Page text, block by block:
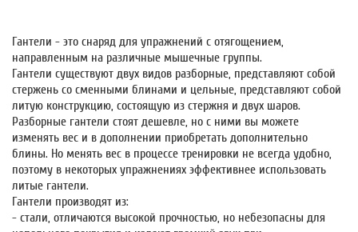
Гантели - это снаряд для упражнений с отягощением,
направленным на различные мышечные группы.
Гантели существуют двух видов разборные, представляют собой
стержень со сменными блинами и цельные, представляют собой
литую конструкцию, состоящую из стержня и двух шаров.
Разборные гантели стоят дешевле, но с ними вы можете
изменять вес и в дополнении приобретать дополнительно
блины. Но менять вес в процессе тренировки не всегда удобно,
поэтому в некоторых упражнениях эффективнее использовать
литые гантели.
Гантели производят из:
- стали, отличаются высокой прочностью, но небезопасны для